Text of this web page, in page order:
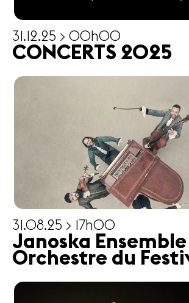
31.12.25 > 00h00
CONCERTS 2025
31.08.25 > 17h00
Janoska Ensemble
Orchestre du